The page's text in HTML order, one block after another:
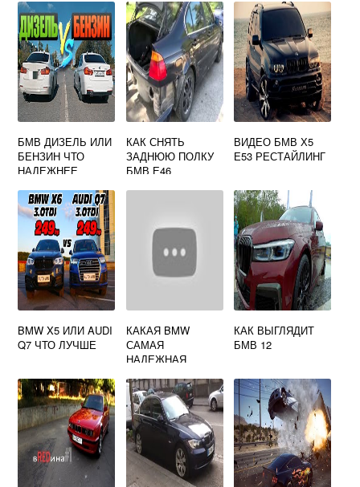
БМВ ДИЗЕЛЬ ИЛИ
БЕНЗИН ЧТО
НАДЕЖНЕЕ
КАК СНЯТЬ
ЗАДНЮЮ ПОЛКУ
БМВ Е46
ВИДЕО БМВ Х5
Е53 РЕСТАЙЛИНГ
BMW X5 ИЛИ AUDI
Q7 ЧТО ЛУЧШЕ
КАКАЯ BMW
САМАЯ
НАДЕЖНАЯ
КАК ВЫГЛЯДИТ
БМВ 12